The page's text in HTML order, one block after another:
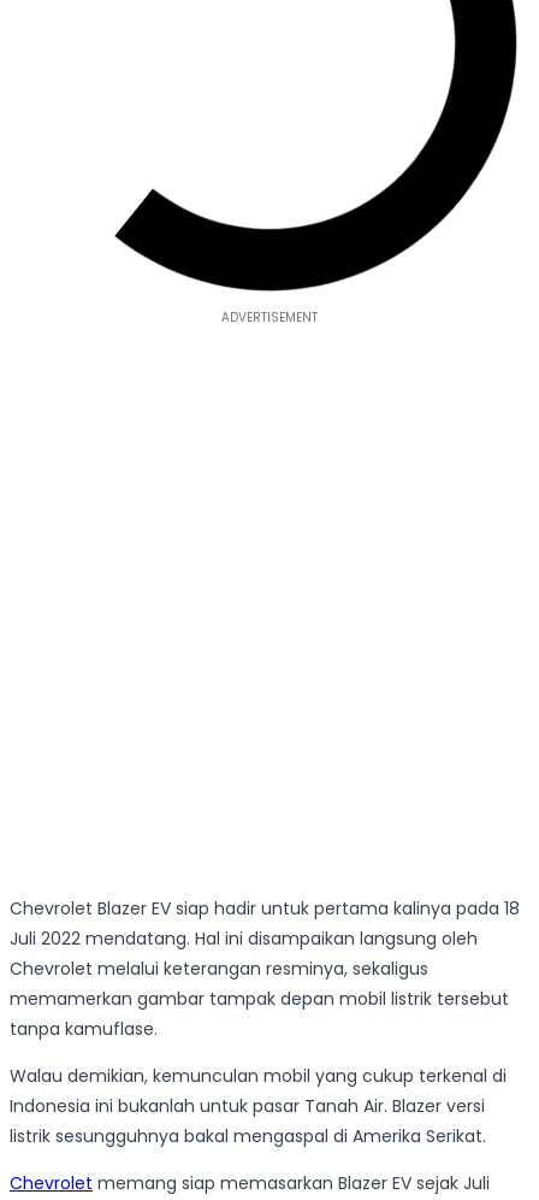
Chevrolet Blazer EV siap hadir untuk pertama kalinya pada 18
Juli 2022 mendatang. Hal ini disampaikan langsung oleh
Chevrolet melalui keterangan resminya, sekaligus
memamerkan gambar tampak depan mobil listrik tersebut
tanpa kamuflase.
Walau demikian, kemunculan mobil yang cukup terkenal di
Indonesia ini bukanlah untuk pasar Tanah Air. Blazer versi
listrik sesungguhnya bakal mengaspal di Amerika Serikat.
Chevrolet memang siap memasarkan Blazer EV sejak Juli